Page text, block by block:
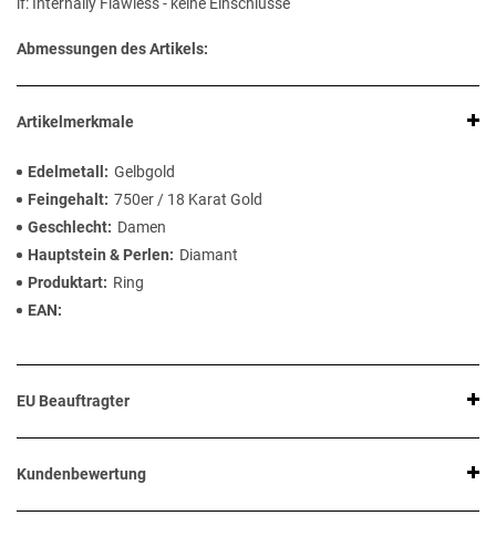
if: Internally Flawless - keine Einschlüsse
Abmessungen des Artikels:
Artikelmerkmale
Edelmetall
Gelbgold
Feingehalt 750er / 18 Karat Gold
Geschlecht
Damen
Hauptstein & Perlen
Diamant
Produktart
Ring
EAN
EU Beauftragter
Kundenbewertung